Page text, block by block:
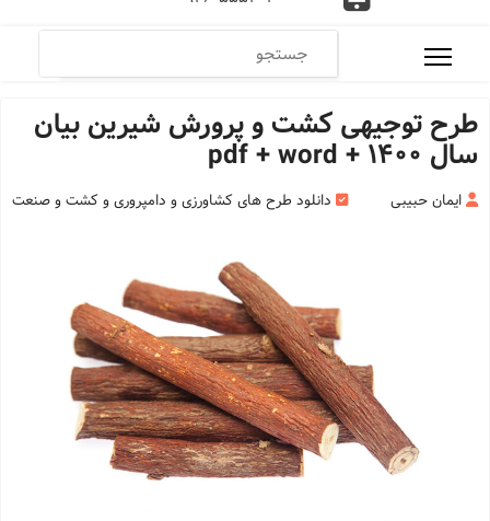
طرح توجیهی کشت و پرورش شیرین بیان
سال 1400 + pdf + word
ایمان حبیبی دانلود طرح های کشاورزی و دامپروری و کشت و صنعت